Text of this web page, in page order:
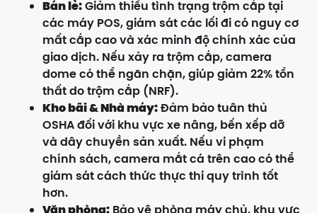
Bán lẻ:Giảm thiểu tình trạng trộm cắp tại
các máy POS, giám sát các lối đi có nguy cơ
mất cắp cao và xác minh độ chính xác của
giao dịch. Nếu xảy ra trộm cắp, camera
dome có thể ngăn chặn, giúp giảm 22% tổn
thất do trộm cắp (NRF).
Kho bãi & Nhà máy:Đảm bảo tuân thủ
OSHA đối với khu vực xe nâng, bến xếp dỡ
và dây chuyền sản xuất. Nếu vi phạm
chính sách, camera mắt cá trên cao có thể
giám sát cách thức thực thi quy trình tốt
hơn.